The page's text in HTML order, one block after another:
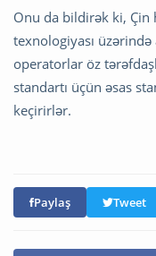
Onu da bildirək ki, Çin
texnologiyası
operatorlar öz
standartı üçün əsas
keçirirlər.
Paylaş Tweet